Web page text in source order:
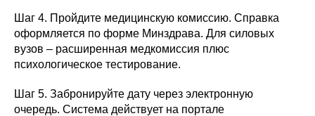
Шаг 4. Пройдите медицинскую комиссию. Справка
оформляется по форме Минздрава. Для силовых
вузов – расширенная медкомиссия плюс
психологическое тестирование.
Шаг 5. Забронируйте дату через электронную
очередь. Система действует на портале